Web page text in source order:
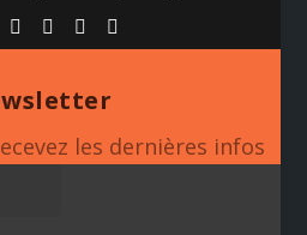
les dernières infos